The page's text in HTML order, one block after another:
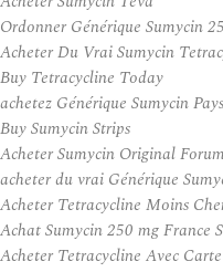
Ordonner Générique Sumycin
Acheter Du Vrai Sumycin
Buy Tetracycline Today
achetez Générique Sumycin
Buy Sumycin Strips
Acheter Sumycin Original Forum
acheter du vrai Générique
Acheter Tetracycline Moins
Achat Sumycin 250 mg France
Acheter Tetracycline Avec